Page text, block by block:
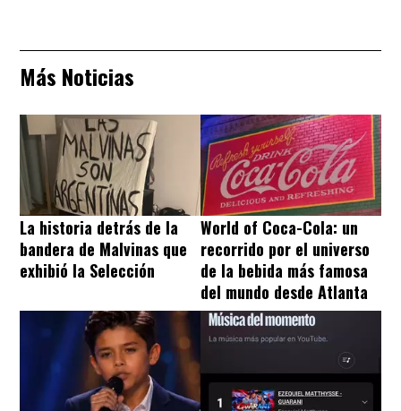
Más Noticias
La historia detrás de la
bandera de Malvinas que
exhibió la Selección
World of Coca-Cola: un
recorrido por el universo
de la bebida más famosa
del mundo desde Atlanta